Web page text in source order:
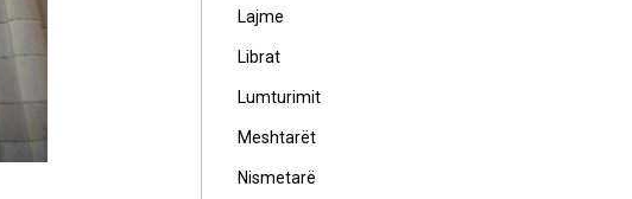
Lajme
Librat
Lumturimit
Meshtarët
Nismetarë